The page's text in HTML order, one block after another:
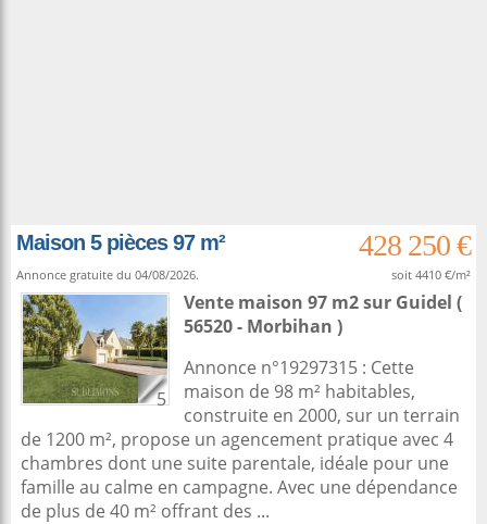
Maison 5 pièces 97 m² 428 250 €
Annonce gratuite du 04/08/2026. soit 4410 €/m²
5
Vente maison 97 m2sur Guidel (
56520 - Morbihan )
Annonce n°19297315 : Cette
maison de 98 m² habitables,
construite en 2000, sur un terrain
de 1200 m², propose un agencement pratique avec 4
chambres dont une suite parentale, idéale pour une
famille au calme en campagne. Avec une dépendance
de plus de 40 m² offrant des ...